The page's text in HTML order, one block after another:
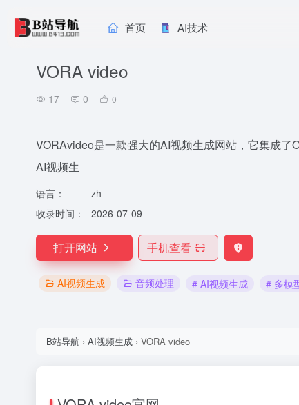
首页 AI技术
VORA video
17 0 0
VORAvideo是一款强大的AI视频生成网站，它集成
AI视频生
语言：
zh
收录时间：
2026-07-09
打开网站 手机查看
AI视频生成 音频处理 # AI视频生成 # 多模
B站导航 › AI视频生成 › VORA video